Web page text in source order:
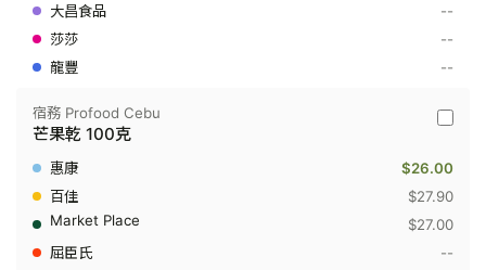
--
--
--
宿
Profood
Cebu
-
果
宿務 Profood Cebu
芒果乾 100克
$26.00
$27.90
$27.00
--